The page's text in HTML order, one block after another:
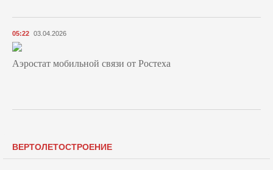
05:22 03.04.2026
Аэростат мобильной связи от Ростеха
ВЕРТОЛЕТОСТРОЕНИЕ